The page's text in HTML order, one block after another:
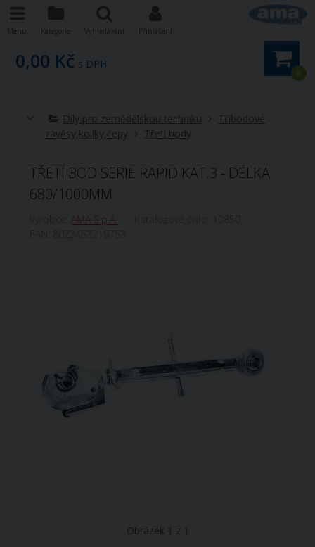
0
0,00 Kč s DPH
Díly pro zemědělskou techniku
Tříbodové
závěsy,kolíky,čepy
Třetí body
TŘETÍ BOD SERIE RAPID KAT.3 - DÉLKA
680/1000MM
Výrobce:AMA S.p.A.
Obrázek 1 z 1
Menu Kategorie Vyhledávání Přihlášení